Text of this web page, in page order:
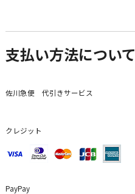
支払い方法について
佐川急便 代引きサービス
クレジット
PayPay